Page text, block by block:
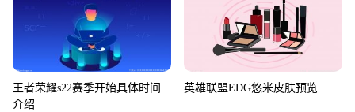
王者荣耀s22赛季开始具体时间
介绍
英雄联盟EDG悠米皮肤预览